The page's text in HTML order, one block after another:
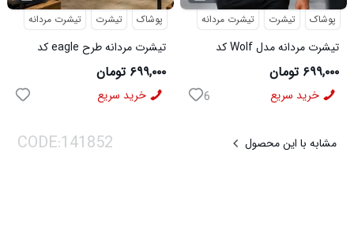
پوشاک تیشرت تیشرت مردانه
تیشرت مردانه طرح eagle کد
6545
۶۹۹,۰۰۰ تومان
خرید سریع
پوشاک تیشرت تیشرت مردانه
تیشرت مردانه مدل Wolf کد
5631
۶۹۹,۰۰۰ تومان
خرید سریع 6
مشابه با این محصول